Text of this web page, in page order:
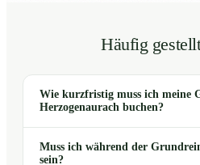
Häufig
Wie kurzfristig muss ich meine
Herzogenaurach buchen?
Muss ich während der
sein?